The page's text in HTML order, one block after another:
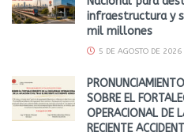
infraestructura y
mil millones
5 DE AGOSTO DE 2026
SOBRE EL
OPERACIONAL DE
RECIENTE